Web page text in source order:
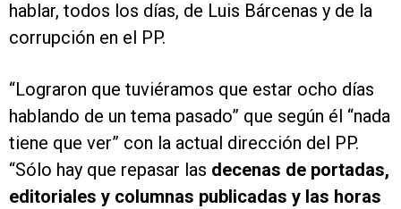
hablar, todos los días, de Luis Bárcenas y de la
corrupción en el PP.
“Lograron que tuviéramos que estar ocho días
hablando de un tema pasado” que según él “nada
tiene que ver” con la actual dirección del PP.
“Sólo hay que repasar las decenas de portadas,
editoriales y columnas publicadas y las horas